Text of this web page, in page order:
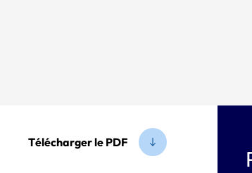
Télécharger le PDF